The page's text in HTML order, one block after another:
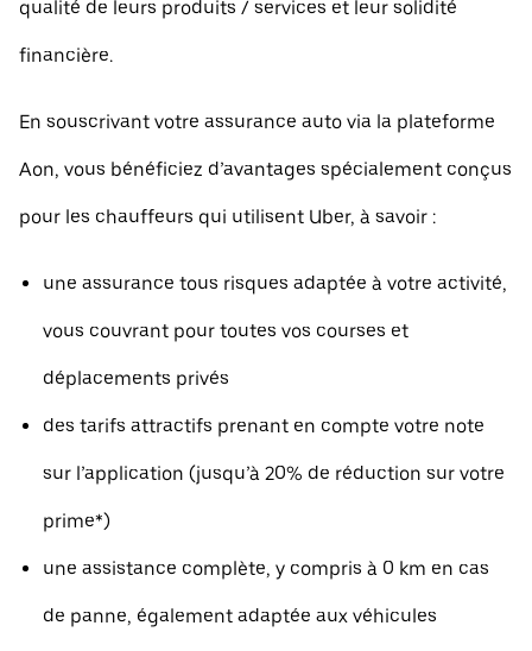
qualité de leurs produits / services et leur solidité
financière.
En souscrivant votre assurance auto via la plateforme
Aon, vous bénéficiez d’avantages spécialement conçus
pour les chauffeurs qui utilisent Uber, à savoir :
une assurance tous risques adaptée à votre activité,
vous couvrant pour toutes vos courses et
déplacements privés
des tarifs attractifs prenant en compte votre note
sur l’application (jusqu’à 20% de réduction sur votre
prime*)
une assistance complète, y compris à 0 km en cas
de panne, également adaptée aux véhicules